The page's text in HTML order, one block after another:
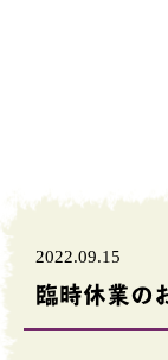
2022.09.15
臨時休業の